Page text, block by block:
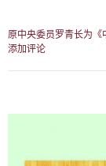
原中央委员罗青长为《
添加评论